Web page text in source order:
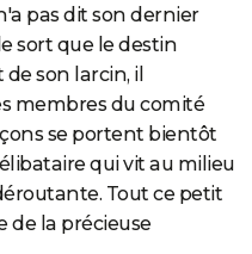
pas dit son dernier
sort que le destin
son larcin, il
membres du comité
se portent bientôt
qui vit au milieu
Tout ce petit
de la précieuse